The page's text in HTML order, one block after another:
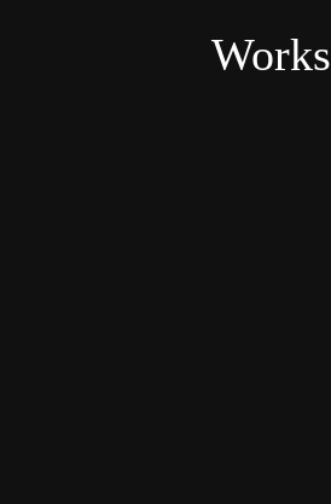
Works